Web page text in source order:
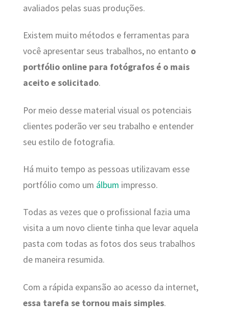
avaliados pelas suas produções.
Existem muito métodos e ferramentas para
você apresentar seus trabalhos, no entanto o
portfólio online para fotógrafos é o mais
aceito e solicitado.
Por meio desse material visual os potenciais
clientes poderão ver seu trabalho e entender
seu estilo de fotografia.
Há muito tempo as pessoas utilizavam esse
portfólio como um álbum impresso.
Todas as vezes que o profissional fazia uma
visita a um novo cliente tinha que levar aquela
pasta com todas as fotos dos seus trabalhos
de maneira resumida.
Com a rápida expansão ao acesso da internet,
essa tarefa se tornou mais simples.